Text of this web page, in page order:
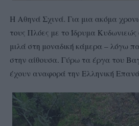
Η Αθηνά Σχινά. Για μια ακόμα
τους Πλόες με το Ίδρυμα
μιλά στη μοναδική κάμερα – λόγω
στην αίθουσα. Γύρω τα έργα του
έχουν αναφορά την Ελληνική